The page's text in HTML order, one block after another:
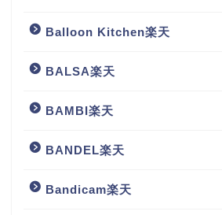
Balloon Kitchen楽天
BALSA楽天
BAMBI楽天
BANDEL楽天
Bandicam楽天